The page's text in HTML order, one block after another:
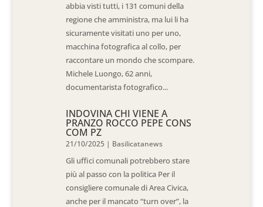
abbia visti tutti, i 131 comuni della
regione che amministra, ma lui li ha
sicuramente visitati uno per uno,
macchina fotografica al collo, per
raccontare un mondo che scompare.
Michele Luongo, 62 anni,
documentarista fotografico...
INDOVINA CHI VIENE A
PRANZO ROCCO PEPE CONS
COM PZ
21/10/2025 | Basilicatanews
Gli uffici comunali potrebbero stare
più al passo con la politica Per il
consigliere comunale di Area Civica,
anche per il mancato “turn over”, la